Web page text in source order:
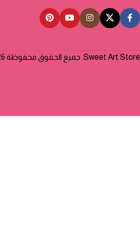
Sweet Art Store. جميع الحقوق محفوظة 2026©